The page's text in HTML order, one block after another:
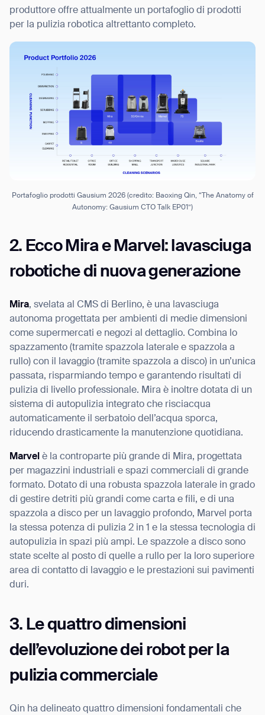
produttore offre attualmente un portafoglio di prodotti
per la pulizia robotica altrettanto completo.
Portafoglio prodotti Gausium 2026 (credito: Baoxing Qin, “The Anatomy of
Autonomy: Gausium CTO Talk EP01”)
2. Ecco Mira e Marvel: lavasciuga
robotiche di nuova generazione
Mira, svelata al CMS di Berlino, è una lavasciuga
autonoma progettata per ambienti di medie dimensioni
come supermercati e negozi al dettaglio. Combina lo
spazzamento (tramite spazzola laterale e spazzola a
rullo) con il lavaggio (tramite spazzola a disco) in un’unica
passata, risparmiando tempo e garantendo risultati di
pulizia di livello professionale. Mira è inoltre dotata di un
sistema di autopulizia integrato che risciacqua
automaticamente il serbatoio dell’acqua sporca,
riducendo drasticamente la manutenzione quotidiana.
Marvel è la controparte più grande di Mira, progettata
per magazzini industriali e spazi commerciali di grande
formato. Dotato di una robusta spazzola laterale in grado
di gestire detriti più grandi come carta e fili, e di una
spazzola a disco per un lavaggio profondo, Marvel porta
la stessa potenza di pulizia 2 in 1 e la stessa tecnologia di
autopulizia in spazi più ampi. Le spazzole a disco sono
state scelte al posto di quelle a rullo per la loro superiore
area di contatto di lavaggio e le prestazioni sui pavimenti
duri.
3. Le quattro dimensioni
dell’evoluzione dei robot per la
pulizia commerciale
Qin ha delineato quattro dimensioni fondamentali che